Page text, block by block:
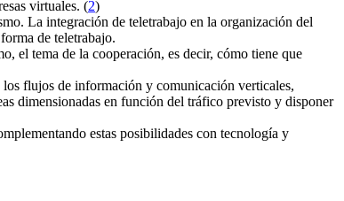
virtuales. (2)
La integración de teletrabajo en la organización del
de teletrabajo.
el tema de la cooperación, es decir, cómo tiene que
flujos de información y comunicación verticales,
dimensionadas en función del tráfico previsto y disponer
estas posibilidades con tecnología y